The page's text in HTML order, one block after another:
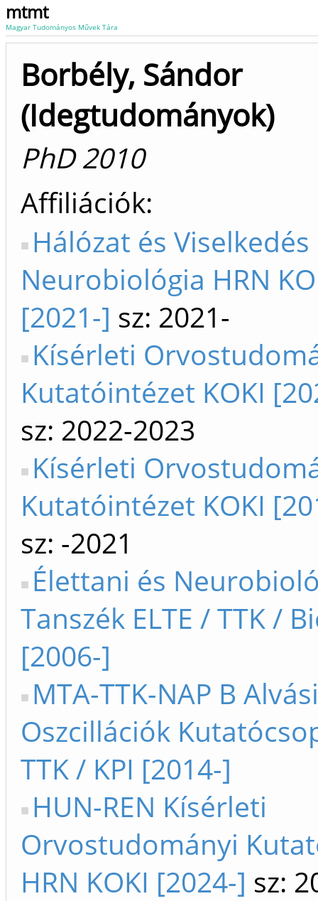
mtmt
Magyar Tudományos Művek Tára
Borbély, Sándor
(Idegtudományok)
PhD 2010
Affiliációk
Hálózat és Viselkedés
Neurobiológia HRN
[2021-] sz: 2021-
Kísérleti
Kutatóintézet KOKI
sz: 2022-2023
Kísérleti
Kutatóintézet KOKI
sz: -2021
Élettani és
Tanszék ELTE / TTK /
[2006-]
MTA-TTK-NAP B Alvási
Oszcillációk
TTK / KPI [2014-]
HUN-REN Kísérleti
Orvostudományi
HRN KOKI [2024-] sz: